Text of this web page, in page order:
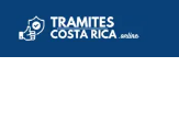
Saltar